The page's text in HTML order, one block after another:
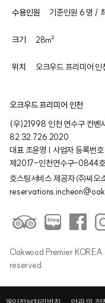
수용인원 기준인원 6 명 /
크기 28㎡
위치 오크우드 프리미어
오크우드 프리미어 인천
(우)21998 인천 연수구 컨
82.32.726.2020
대표 조윤영 | 사업자 등록
제2017-인천연수구-0844호
호스팅서비스 제공자 ㈜씨오
Oakwood Premier
reserved.